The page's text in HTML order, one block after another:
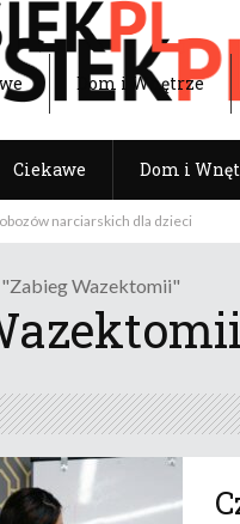
Ciekawe Dom i
Dom i Wnętrze
narciarskich dla dzieci
"zabieg Wazektomii"